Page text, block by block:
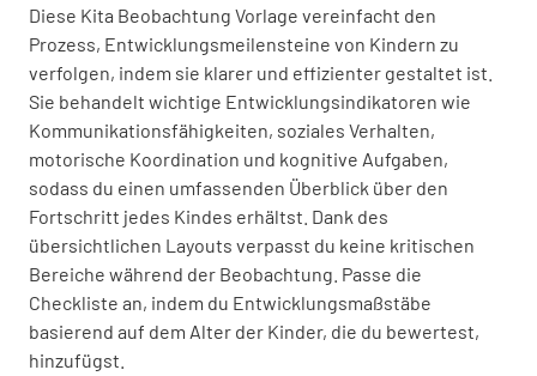
Diese Kita Beobachtung Vorlage vereinfacht den
Prozess, Entwicklungsmeilensteine von Kindern zu
verfolgen, indem sie klarer und effizienter gestaltet ist.
Sie behandelt wichtige Entwicklungsindikatoren wie
Kommunikationsfähigkeiten, soziales Verhalten,
motorische Koordination und kognitive Aufgaben,
sodass du einen umfassenden Überblick über den
Fortschritt jedes Kindes erhältst. Dank des
übersichtlichen Layouts verpasst du keine kritischen
Bereiche während der Beobachtung. Passe die
Checkliste an, indem du Entwicklungsmaßstäbe
basierend auf dem Alter der Kinder, die du bewertest,
hinzufügst.